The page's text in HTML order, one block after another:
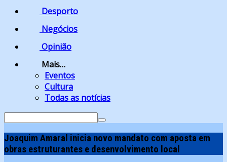
Desporto
Negócios
Opinião
Mais…
Eventos
Cultura
Todas as notícias
Search
Joaquim Amaral inicia novo mandato com aposta em
obras estruturantes e desenvolvimento local